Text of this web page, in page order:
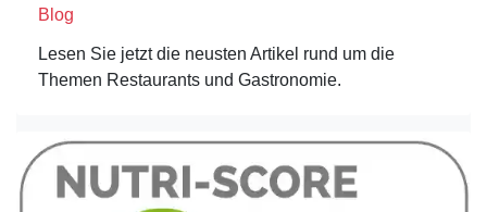
Blog
Lesen Sie jetzt die neusten Artikel rund um die
Themen Restaurants und Gastronomie.